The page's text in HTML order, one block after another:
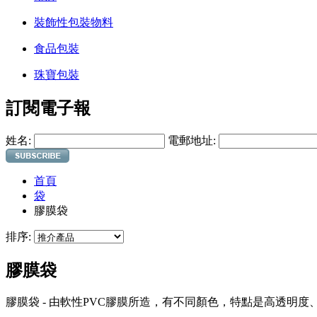
裝飾性包裝物料
食品包裝
珠寶包裝
訂閱電子報
姓名: 電郵地址:
首頁
袋
膠膜袋
排序:
膠膜袋
膠膜袋 - 由軟性PVC膠膜所造，有不同顏色，特點是高透明